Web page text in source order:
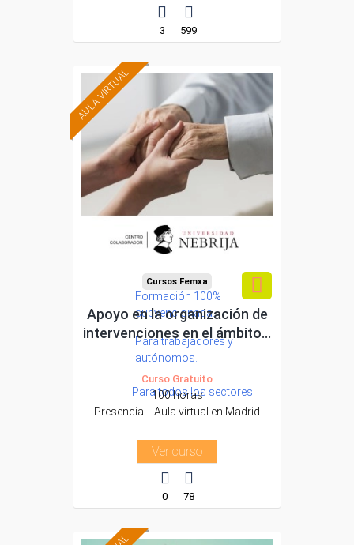
3 599
AULA VIRTUAL
Formación 100%
subvencionada.
Para trabajadores y
autónomos.
Para todos los sectores.
Cursos Femxa
Apoyo en la organización de
intervenciones en el ámbito...
Curso Gratuito
100 horas
Presencial - Aula virtual en Madrid
Ver curso
0 78